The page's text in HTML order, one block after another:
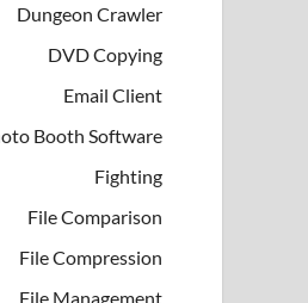
Dungeon Crawler
DVD Copying
Email Client
Booth Software
Fighting
File Comparison
File Compression
File Management